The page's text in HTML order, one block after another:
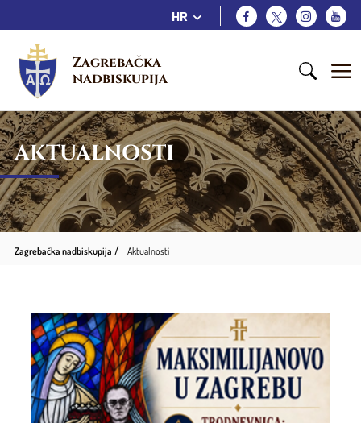
HR
Zagrebačka
nadbiskupija
AKTUALNOSTI
Zagrebačka nadbiskupija Aktualnosti